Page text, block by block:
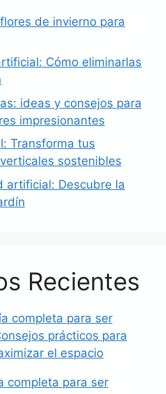
de invierno para
Cómo eliminarlas
ideas y consejos para
impresionantes
Transforma tus
sostenibles
artificial: Descubre la
Recientes
completa para ser
prácticos para
el espacio
completa para ser